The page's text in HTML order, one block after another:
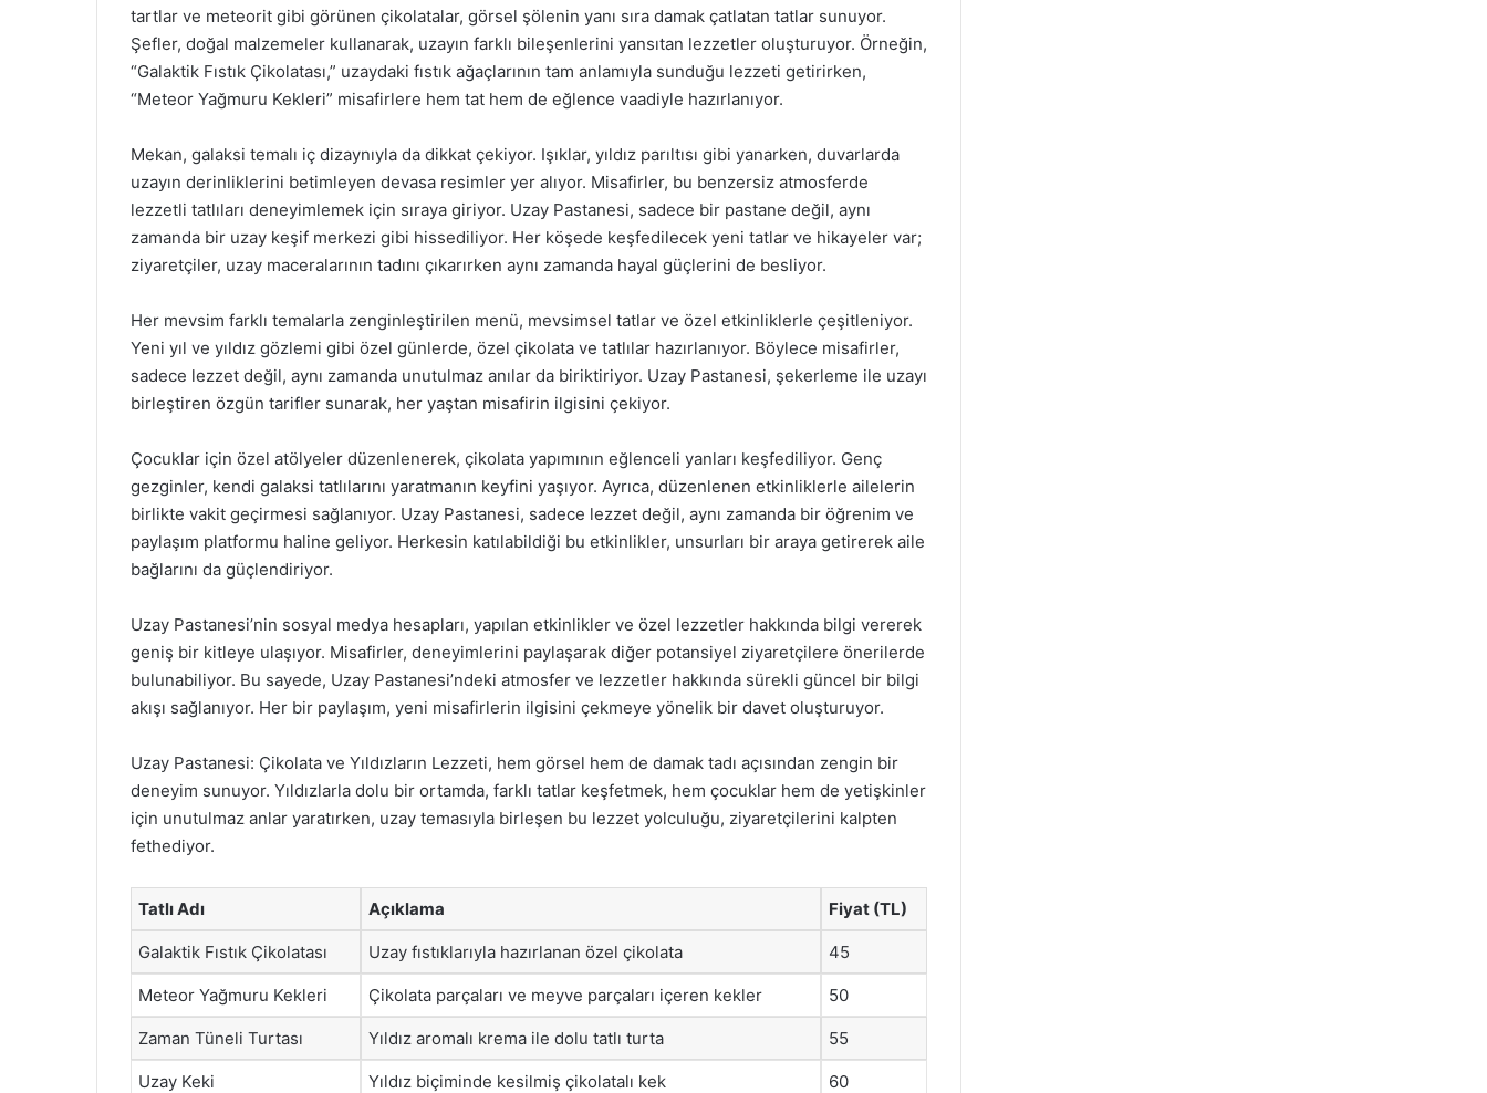
tartlar ve meteorit gibi görünen çikolatalar, görsel şölenin yanı sıra damak çatlatan tatlar sunuyor.
Şefler, doğal malzemeler kullanarak, uzayın farklı bileşenlerini yansıtan lezzetler oluşturuyor. Örneğin,
“Galaktik Fıstık Çikolatası,” uzaydaki fıstık ağaçlarının tam anlamıyla sunduğu lezzeti getirirken,
“Meteor Yağmuru Kekleri” misafirlere hem tat hem de eğlence vaadiyle hazırlanıyor.
Mekan, galaksi temalı iç dizaynıyla da dikkat çekiyor. Işıklar, yıldız parıltısı gibi yanarken, duvarlarda
uzayın derinliklerini betimleyen devasa resimler yer alıyor. Misafirler, bu benzersiz atmosferde
lezzetli tatlıları deneyimlemek için sıraya giriyor. Uzay Pastanesi, sadece bir pastane değil, aynı
zamanda bir uzay keşif merkezi gibi hissediliyor. Her köşede keşfedilecek yeni tatlar ve hikayeler var;
ziyaretçiler, uzay maceralarının tadını çıkarırken aynı zamanda hayal güçlerini de besliyor.
Her mevsim farklı temalarla zenginleştirilen menü, mevsimsel tatlar ve özel etkinliklerle çeşitleniyor.
Yeni yıl ve yıldız gözlemi gibi özel günlerde, özel çikolata ve tatlılar hazırlanıyor. Böylece misafirler,
sadece lezzet değil, aynı zamanda unutulmaz anılar da biriktiriyor. Uzay Pastanesi, şekerleme ile uzayı
birleştiren özgün tarifler sunarak, her yaştan misafirin ilgisini çekiyor.
Çocuklar için özel atölyeler düzenlenerek, çikolata yapımının eğlenceli yanları keşfediliyor. Genç
gezginler, kendi galaksi tatlılarını yaratmanın keyfini yaşıyor. Ayrıca, düzenlenen etkinliklerle ailelerin
birlikte vakit geçirmesi sağlanıyor. Uzay Pastanesi, sadece lezzet değil, aynı zamanda bir öğrenim ve
paylaşım platformu haline geliyor. Herkesin katılabildiği bu etkinlikler, unsurları bir araya getirerek aile
bağlarını da güçlendiriyor.
Uzay Pastanesi’nin sosyal medya hesapları, yapılan etkinlikler ve özel lezzetler hakkında bilgi vererek
geniş bir kitleye ulaşıyor. Misafirler, deneyimlerini paylaşarak diğer potansiyel ziyaretçilere önerilerde
bulunabiliyor. Bu sayede, Uzay Pastanesi’ndeki atmosfer ve lezzetler hakkında sürekli güncel bir bilgi
akışı sağlanıyor. Her bir paylaşım, yeni misafirlerin ilgisini çekmeye yönelik bir davet oluşturuyor.
Uzay Pastanesi: Çikolata ve Yıldızların Lezzeti, hem görsel hem de damak tadı açısından zengin bir
deneyim sunuyor. Yıldızlarla dolu bir ortamda, farklı tatlar keşfetmek, hem çocuklar hem de yetişkinler
için unutulmaz anlar yaratırken, uzay temasıyla birleşen bu lezzet yolculuğu, ziyaretçilerini kalpten
fethediyor.
Tatlı Adı Açıklama Fiyat (TL)
Galaktik Fıstık Çikolatası Uzay fıstıklarıyla hazırlanan özel çikolata 45
Meteor Yağmuru Kekleri Çikolata parçaları ve meyve parçaları içeren kekler 50
Zaman Tüneli Turtası Yıldız aromalı krema ile dolu tatlı turta 55
Uzay Keki Yıldız biçiminde kesilmiş çikolatalı kek 60